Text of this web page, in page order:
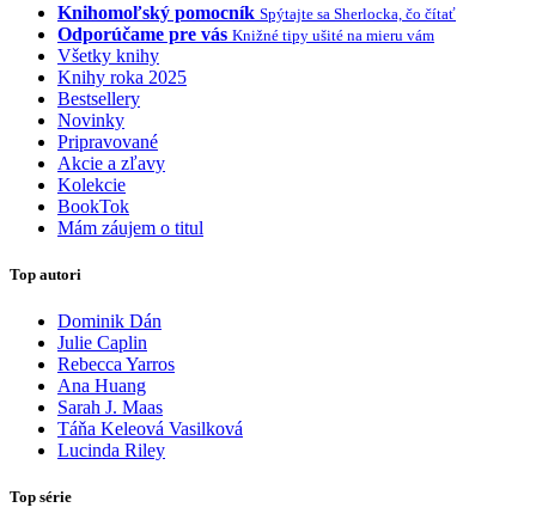
Knihomoľský pomocník Spýtajte sa Sherlocka, čo čítať
Odporúčame pre vás Knižné tipy ušité na mieru vám
Všetky knihy
Knihy roka 2025
Bestsellery
Novinky
Pripravované
Akcie a zľavy
Kolekcie
BookTok
Mám záujem o titul
Top autori
Dominik Dán
Julie Caplin
Rebecca Yarros
Ana Huang
Sarah J. Maas
Táňa Keleová Vasilková
Lucinda Riley
Top série